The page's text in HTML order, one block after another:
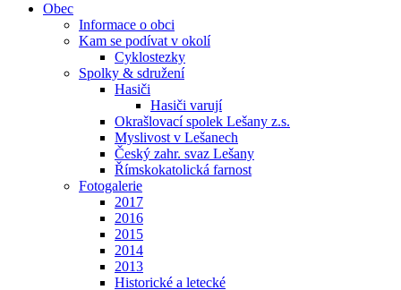
Obec
Informace o obci
Kam se podívat v okolí
Cyklostezky
Spolky & sdružení
Hasiči
Hasiči varují
Okrašlovací spolek Lešany z.s.
Myslivost v Lešanech
Český zahr. svaz Lešany
Římskokatolická farnost
Fotogalerie
2017
2016
2015
2014
2013
Historické a letecké